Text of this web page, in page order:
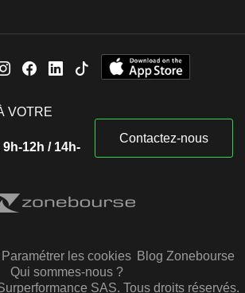
VOTRE
12h / 14h-
Contactez-nous
Paramétrer les cookies Blog Zonebourse
Qui sommes-nous ?
SAS. Tous droits réservés.